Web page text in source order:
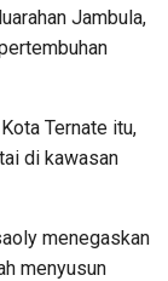
Jambula,
Ternate itu,
di kawasan
menegaskan
menyusun